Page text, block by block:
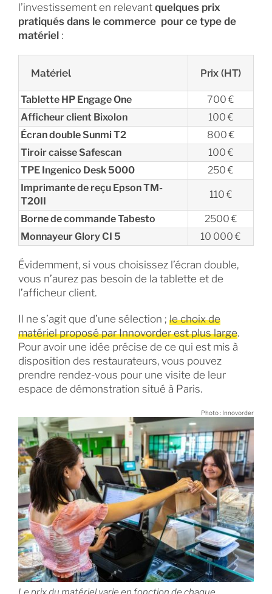
l’investissement en relevant quelques prix
pratiqués dans le commerce pour ce type de
matériel :
Matériel Prix (HT)
Tablette HP Engage One
700 €
Afficheur client Bixolon
100 €
Écran double Sunmi T2
800 €
Tiroir caisse Safescan
100 €
TPE Ingenico Desk 5000
250 €
Imprimante de reçu Epson TM-
T20II
110 €
Borne de commande Tabesto
2500 €
Monnayeur Glory CI 5
10 000 €
Évidemment, si vous choisissez l’écran double,
vous n’aurez pas besoin de la tablette et de
l’afficheur client.
Il ne s’agit que d’une sélection ; le choix de
matériel proposé par Innovorder est plus large.
Pour avoir une idée précise de ce qui est mis à
disposition des restaurateurs, vous pouvez
prendre rendez-vous pour une visite de leur
espace de démonstration situé à Paris.
Photo : Innovorder